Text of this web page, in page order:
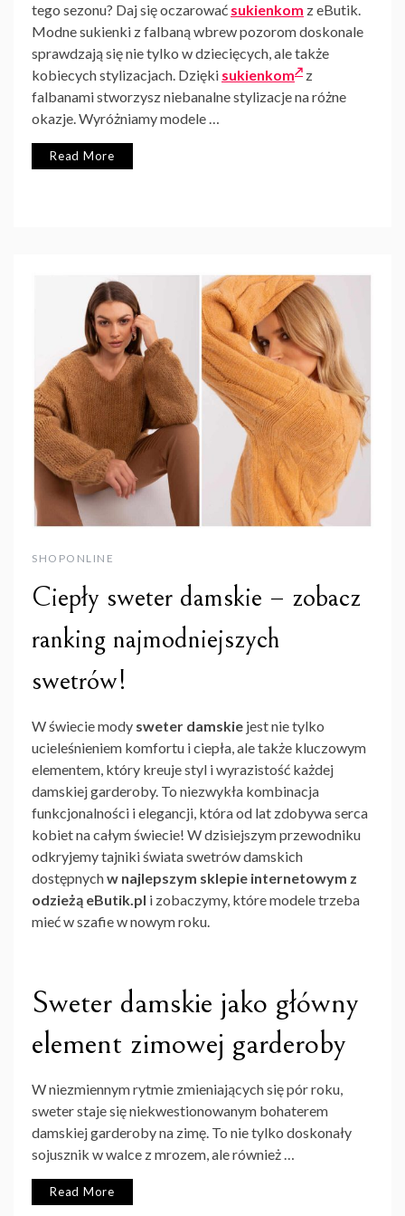
tego sezonu? Daj się oczarować sukienkom z eButik.
Modne sukienki z falbaną wbrew pozorom doskonale
sprawdzają się nie tylko w dziecięcych, ale także
kobiecych stylizacjach. Dzięki sukienkom
z
falbanami stworzysz niebanalne stylizacje na różne
okazje. Wyróżniamy modele …
Read More
SHOPONLINE
Ciepły sweter damskie – zobacz
ranking najmodniejszych
swetrów!
W świecie mody sweter damskie jest nie tylko
ucieleśnieniem komfortu i ciepła, ale także kluczowym
elementem, który kreuje styl i wyrazistość każdej
damskiej garderoby. To niezwykła kombinacja
funkcjonalności i elegancji, która od lat zdobywa serca
kobiet na całym świecie! W dzisiejszym przewodniku
odkryjemy tajniki świata swetrów damskich
dostępnychw najlepszym sklepie internetowym z
odzieżą eButik.pl i zobaczymy, które modele trzeba
mieć w szafie w nowym roku.
Sweter damskie jako główny
element zimowej garderoby
W niezmiennym rytmie zmieniających się pór roku,
sweter staje się niekwestionowanym bohaterem
damskiej garderoby na zimę. To nie tylko doskonały
sojusznik w walce z mrozem, ale również …
Read More